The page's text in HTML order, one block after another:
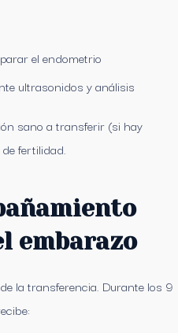
el endometrio
ultrasonidos y análisis
sano a transferir (si hay
fertilidad.
embarazo
la transferencia. Durante los 9